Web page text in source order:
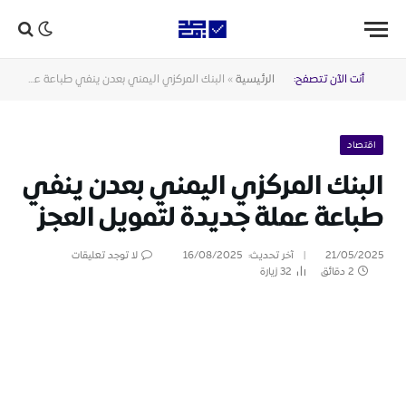
أنت الآن تتصفح: الرئيسية » البنك المركزي اليمني بعدن ينفي طباعة عملة جديدة لتمويل العجز
اقتصاد
البنك المركزي اليمني بعدن ينفي
طباعة عملة جديدة لتمويل العجز
21/05/2025 آخر تحديث: 16/08/2025
لا توجد تعليقات
2 دقائق
32زيارة